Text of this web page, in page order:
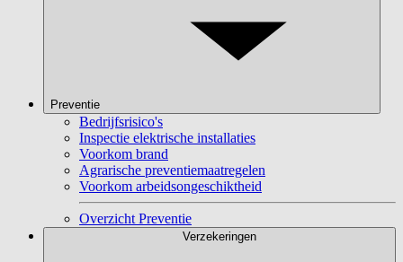
Preventie
Bedrijfsrisico's
Inspectie elektrische installaties
Voorkom brand
Agrarische preventiemaatregelen
Voorkom arbeidsongeschiktheid
Overzicht Preventie
Verzekeringen